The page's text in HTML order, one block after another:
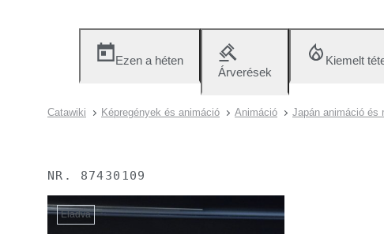
Ezen a héten
Árverések
Kiemelt
Catawiki Képregények és animáció Animáció Japán animáció és
NR. 87430109
Eladva